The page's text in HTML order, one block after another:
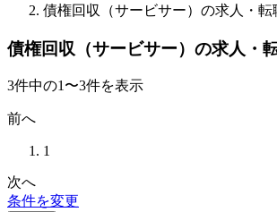
債権回収（サービサー）の求人・転
債権回収（サービサー）の求人・
3件中の1〜3件を表示
前へ
1
次へ
条件を変更